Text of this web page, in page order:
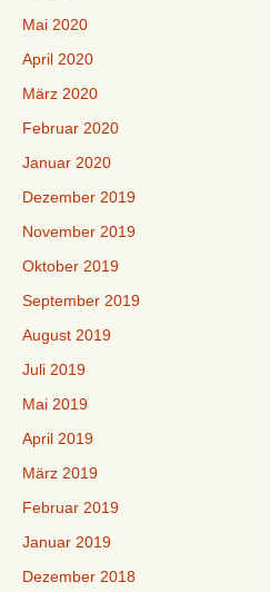
Mai 2020
April 2020
März 2020
Februar 2020
Januar 2020
Dezember 2019
November 2019
Oktober 2019
September 2019
August 2019
Juli 2019
Mai 2019
April 2019
März 2019
Februar 2019
Januar 2019
Dezember 2018